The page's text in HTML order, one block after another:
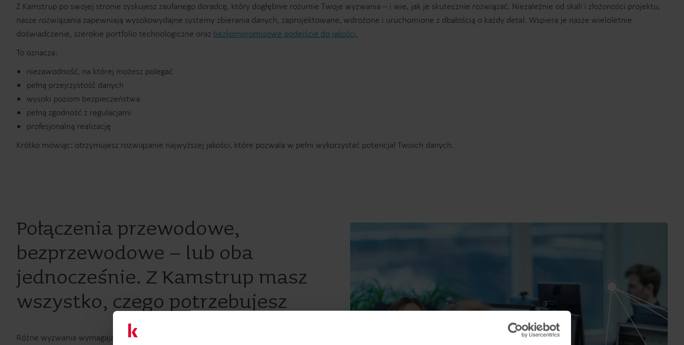
Z Kamstrup po swojej stronie zyskujesz zaufanego doradcę, który dogłębnie rozumie Twoje wyzwania – i wie, jak je skutecznie rozwiązać. Niezależnie od skali i złożoności projektu,
nasze rozwiązania zapewniają wysokowydajne systemy zbierania danych, zaprojektowane, wdrożone i uruchomione z dbałością o każdy detal. Wspiera je nasze wieloletnie
doświadczenie, szerokie portfolio technologiczne oraz bezkompromisowe podejście do jakości.
To oznacza:
niezawodność, na której możesz polegać
pełną przejrzystość danych
wysoki poziom bezpieczeństwa
pełną zgodność z regulacjami
profesjonalną realizację
Krótko mówiąc: otrzymujesz rozwiązanie najwyższej jakości, które pozwala w pełni wykorzystać potencjał Twoich danych.
Połączenia przewodowe,
bezprzewodowe – lub oba
jednocześnie. Z Kamstrup masz
wszystko, czego potrzebujesz
Różne wyzwania wymagają różnej infrastruktury. Dzięki ponad 25-letniemu